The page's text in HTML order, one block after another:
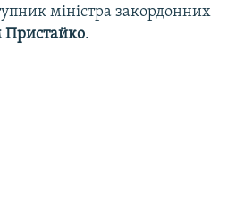
міністра закордонних
Пристайко.